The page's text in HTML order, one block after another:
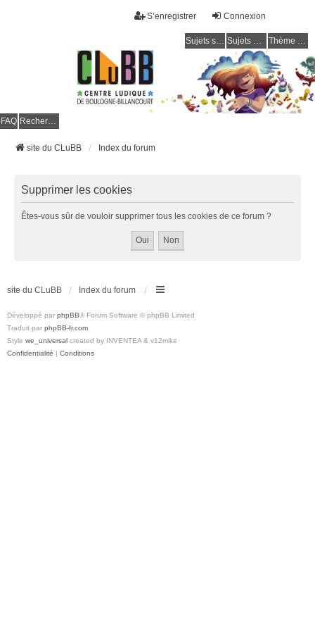
Connexion
S’enregistrer
Sujets sans réponse Sujets actifs Thème clair / foncé
FAQ Rechercher
site du CLuBB Index du forum
Supprimer les cookies
Êtes-vous sûr de vouloir supprimer tous les cookies de ce forum ?
site du CLuBB Index du forum
Développé par phpBB® Forum Software © phpBB Limited
Traduit par phpBB-fr.com
Style we_universal created by INVENTEA & v12mike
Confidentialité | Conditions